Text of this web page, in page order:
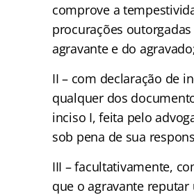
comprove a
procurações
agravante e do
II – com declaração de
qualquer dos
inciso I, feita pelo
sob pena de sua
III – facultativamente,
que o agravante reputar